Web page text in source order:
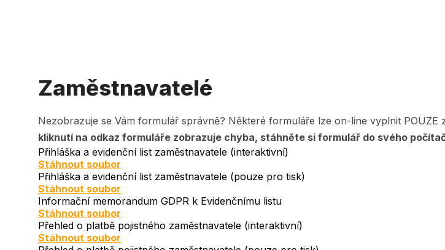
Zaměstnavatelé
Nezobrazuje se Vám formulář správně? Některé formuláře lze on-line vyplnit
kliknutí na odkaz formuláře zobrazuje chyba, stáhněte si formulář do svého
Přihláška a evidenční list zaměstnavatele (interaktivní)
Document
Stáhnout soubor
Přihláška a evidenční list zaměstnavatele (pouze pro tisk)
Document
Stáhnout soubor
Informační memorandum GDPR k Evidenčnímu listu
Document
Stáhnout soubor
Přehled o platbě pojistného zaměstnavatele (interaktivní)
Document
Stáhnout soubor